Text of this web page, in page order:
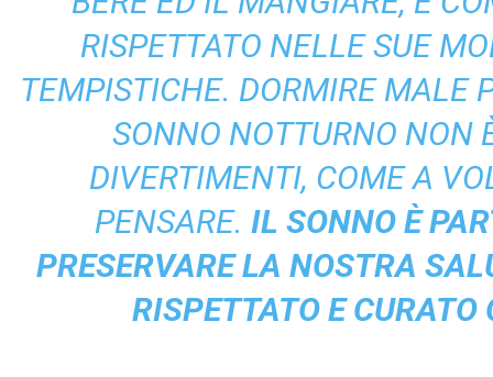
RISPETTATO NELLE SUE
TEMPISTICHE. DORMIRE MALE
SONNO NOTTURNO NON
DIVERTIMENTI, COME A
PENSARE.IL SONNO È
PRESERVARE LA NOSTRA
RISPETTATO E